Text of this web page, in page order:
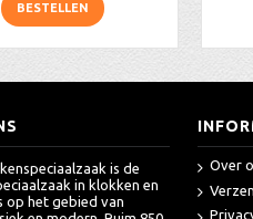
BESTELLEN
is de
in klokken en
op het gebied van
Over